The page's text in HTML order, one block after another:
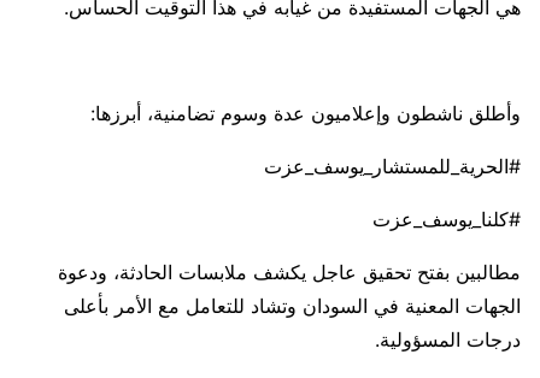
هي الجهات المستفيدة من غيابه في هذا التوقيت الحساس.
وأطلق ناشطون وإعلاميون عدة وسوم تضامنية، أبرزها:
#الحرية_للمستشار_يوسف_عزت
#كلنا_يوسف_عزت
مطالبين بفتح تحقيق عاجل يكشف ملابسات الحادثة، ودعوة
الجهات المعنية في السودان وتشاد للتعامل مع الأمر بأعلى
درجات المسؤولية.